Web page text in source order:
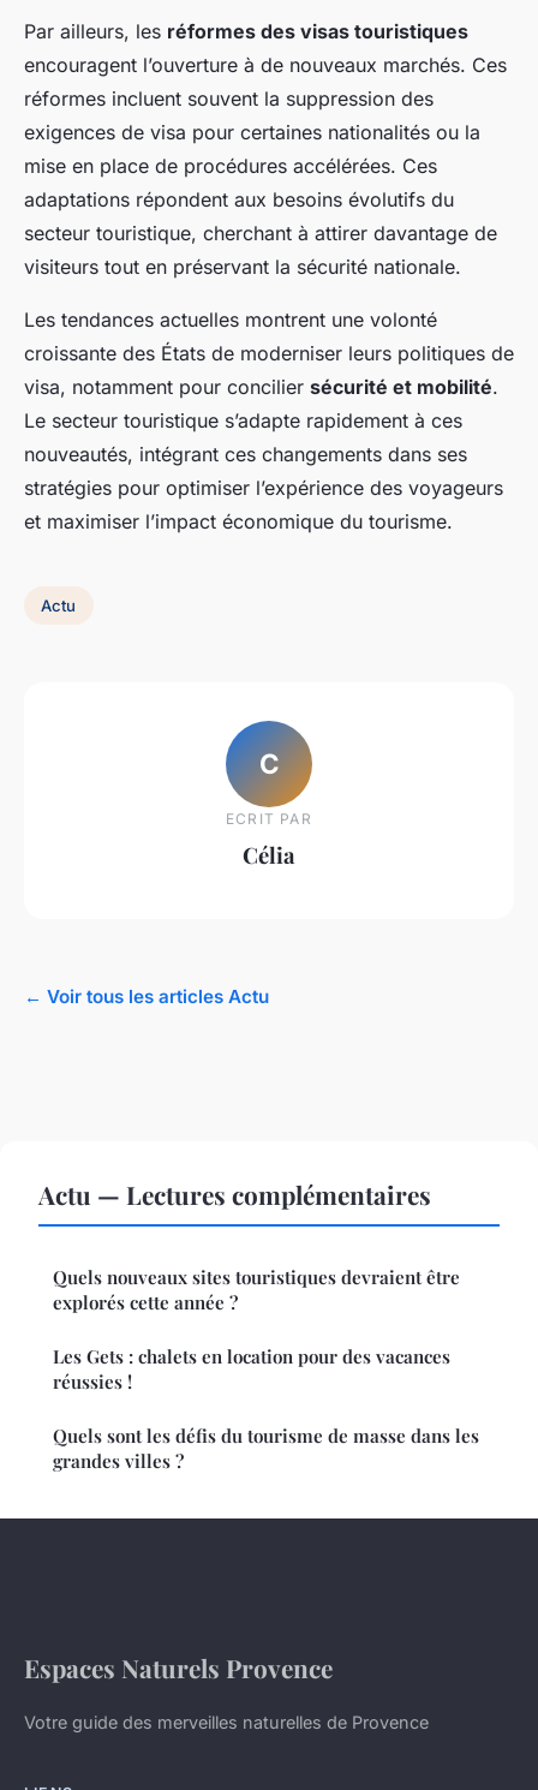
Par ailleurs, les réformes des visas touristiques
encouragent l’ouverture à de nouveaux marchés. Ces
réformes incluent souvent la suppression des
exigences de visa pour certaines nationalités ou la
mise en place de procédures accélérées. Ces
adaptations répondent aux besoins évolutifs du
secteur touristique, cherchant à attirer davantage de
visiteurs tout en préservant la sécurité nationale.
Les tendances actuelles montrent une volonté
croissante des États de moderniser leurs politiques de
visa, notamment pour concilier sécurité et mobilité.
Le secteur touristique s’adapte rapidement à ces
nouveautés, intégrant ces changements dans ses
stratégies pour optimiser l’expérience des voyageurs
et maximiser l’impact économique du tourisme.
Actu
C
ECRIT PAR
Célia
← Voir tous les articles Actu
Actu — Lectures complémentaires
Quels nouveaux sites touristiques devraient être
explorés cette année ?
Les Gets : chalets en location pour des vacances
réussies !
Quels sont les défis du tourisme de masse dans les
grandes villes ?
Espaces Naturels Provence
Votre guide des merveilles naturelles de Provence